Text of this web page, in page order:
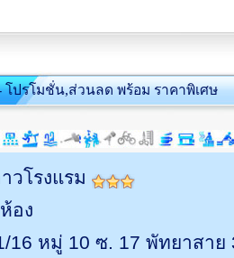
โปรโมชั่น,ส่วนลด พร้อม ราคาพิเศษ
วโรงแรม
อง
16 หมู่ 10 ซ. 17 พัทยาสาย